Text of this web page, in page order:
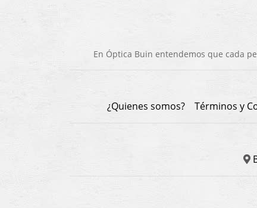
En Óptica Buin entendemos que cada
¿Quienes somos? Términos y